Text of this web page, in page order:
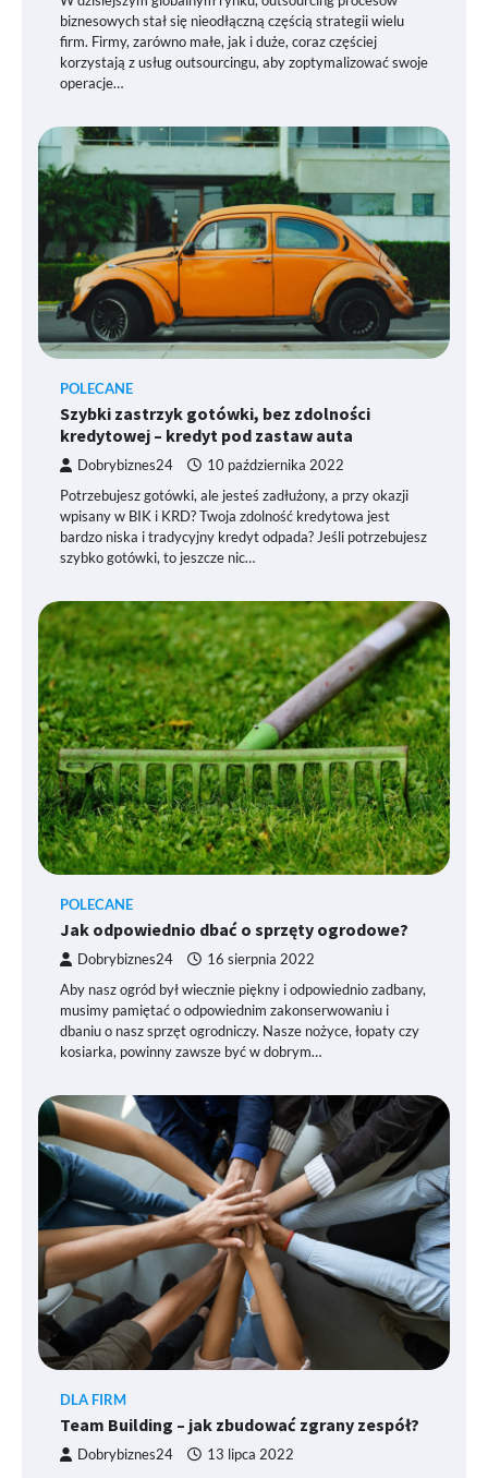
biznesowych stał się nieodłączną częścią strategii wielu
firm. Firmy, zarówno małe, jak i duże, coraz częściej
korzystają z usług outsourcingu, aby zoptymalizować swoje
operacje…
POLECANE
Szybki zastrzyk gotówki, bez zdolności
kredytowej – kredyt pod zastaw auta
Dobrybiznes24 10 października 2022
Potrzebujesz gotówki, ale jesteś zadłużony, a przy okazji
wpisany w BIK i KRD? Twoja zdolność kredytowa jest
bardzo niska i tradycyjny kredyt odpada? Jeśli potrzebujesz
szybko gotówki, to jeszcze nic…
POLECANE
Jak odpowiednio dbać o sprzęty ogrodowe?
Dobrybiznes24 16 sierpnia 2022
Aby nasz ogród był wiecznie piękny i odpowiednio zadbany,
musimy pamiętać o odpowiednim zakonserwowaniu i
dbaniu o nasz sprzęt ogrodniczy. Nasze nożyce, łopaty czy
kosiarka, powinny zawsze być w dobrym…
DLA FIRM
Team Building – jak zbudować zgrany zespół?
Dobrybiznes24 13 lipca 2022